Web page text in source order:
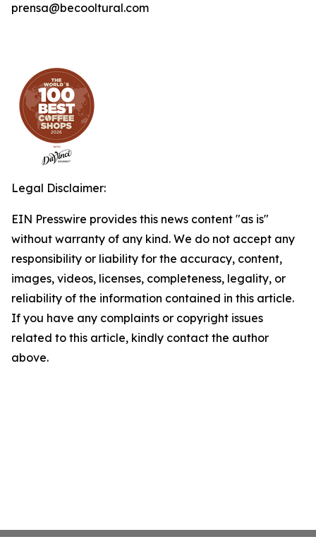
prensa@becooltural.com
Legal Disclaimer:
EIN Presswire provides this news content "as is"
without warranty of any kind. We do not accept any
responsibility or liability for the accuracy, content,
images, videos, licenses, completeness, legality, or
reliability of the information contained in this article.
If you have any complaints or copyright issues
related to this article, kindly contact the author
above.